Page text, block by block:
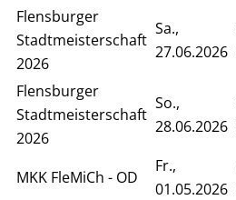
Flensburger
Stadtmeisterschaft
2026
Sa.,
27.06.2026
Flensburger
Stadtmeisterschaft
2026
So.,
28.06.2026
MKK FleMiCh - OD
Fr.,
01.05.2026